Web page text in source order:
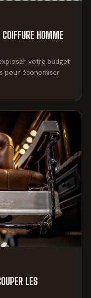
HOMME
votre budget
pour économiser
LES